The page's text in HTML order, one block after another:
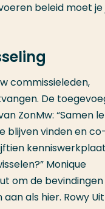
beleid moet je
commissieleden,
De
ZonMw: “Samen
blijven vinden en co-
Monique
om de bevindingen
als hier. Rowy